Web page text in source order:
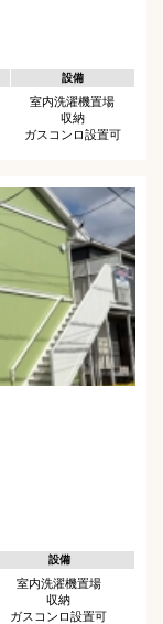
設備
室内洗濯機置場
収納
ガスコンロ設置可
設備
室内洗濯機置場
収納
ガスコンロ設置可